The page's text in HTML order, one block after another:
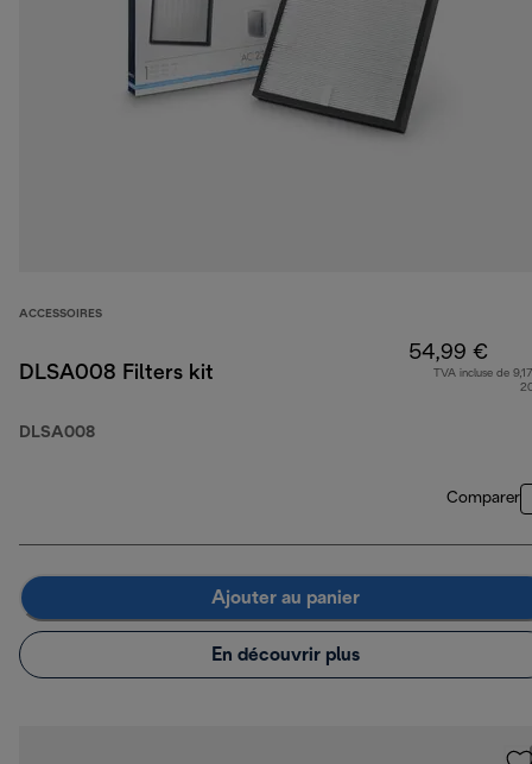
ACCESSOIRES
DLSA008 Filters kit
DLSA008
54,99 €
TVA incluse de
Comparer
Ajouter au panier
En découvrir plus